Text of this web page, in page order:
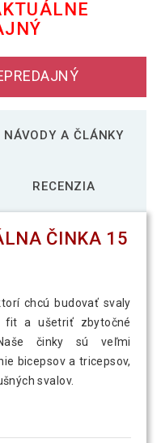
NÁVODY A ČLÁNKY
RECENZIA
ČINKA 15
chcú budovať svaly
fit a ušetriť zbytočné
činky sú veľmi
bicepsov a tricepsov,
svalov.